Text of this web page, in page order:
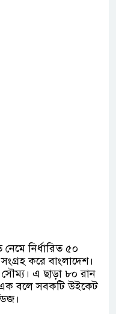
নির্ধারিত ৫০
করে বাংলাদেশ।
এ ছাড়া ৮০ রান
বলে সবকটি উইকেট